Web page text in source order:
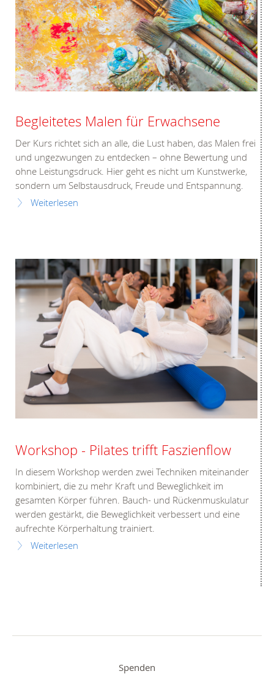
Begleitetes Malen für Erwachsene
Der Kurs richtet sich an alle, die Lust haben, das Malen frei
und ungezwungen zu entdecken – ohne Bewertung und
ohne Leistungsdruck. Hier geht es nicht um Kunstwerke,
sondern um Selbstausdruck, Freude und Entspannung.
Weiterlesen
Workshop - Pilates trifft Faszienflow
In diesem Workshop werden zwei Techniken miteinander
kombiniert, die zu mehr Kraft und Beweglichkeit im
gesamten Körper führen. Bauch- und Rückenmuskulatur
werden gestärkt, die Beweglichkeit verbessert und eine
aufrechte Körperhaltung trainiert.
Weiterlesen
Spenden